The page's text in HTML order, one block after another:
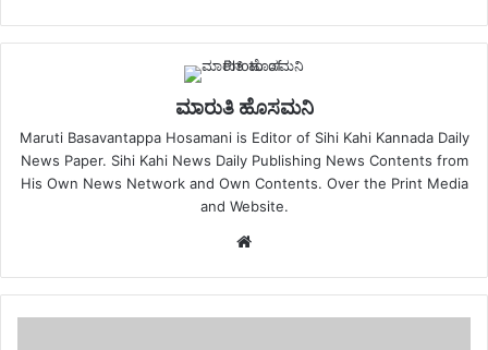
ಮಾರುತಿ ಹೊಸಮನಿ
Maruti Basavantappa Hosamani is Editor of Sihi Kahi Kannada Daily
News Paper. Sihi Kahi News Daily Publishing News Contents from
His Own News Network and Own Contents. Over the Print Media
and Website.
Website